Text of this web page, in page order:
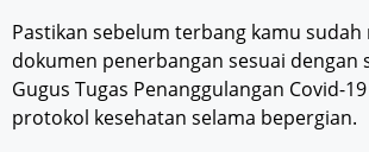
Pastikan sebelum terbang kamu sudah
dokumen penerbangan sesuai dengan
Gugus Tugas Penanggulangan Covid-
protokol kesehatan selama bepergian.